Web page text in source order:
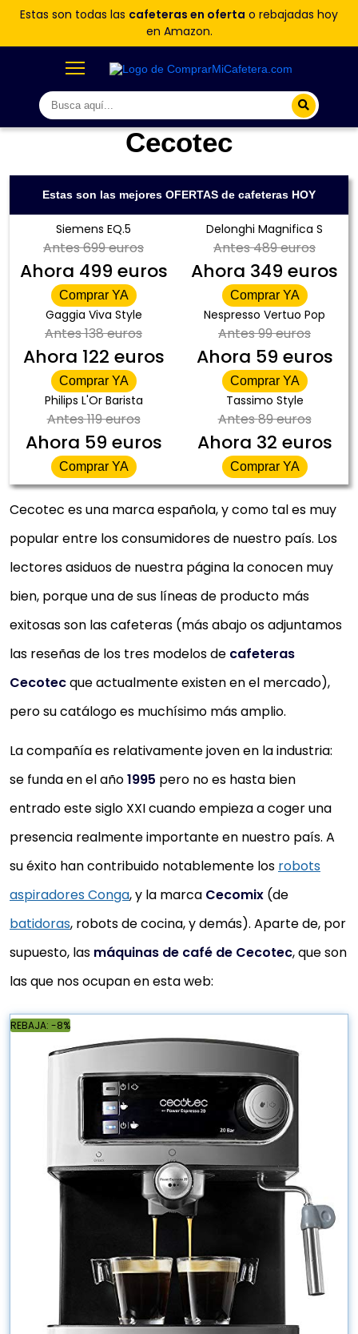
Estas son todas las cafeteras en oferta o rebajadas hoy
en Amazon.
Cecotec
Estas son las mejores OFERTAS de cafeteras HOY
Siemens EQ.5
Antes699 euros
Ahora 499 euros
Comprar YA
Delonghi Magnifica S
Antes489 euros
Ahora 349 euros
Comprar YA
Gaggia Viva Style
Antes138 euros
Ahora 122 euros
Comprar YA
Nespresso Vertuo Pop
Antes99 euros
Ahora 59 euros
Comprar YA
Philips L'Or Barista
Antes119 euros
Ahora 59 euros
Comprar YA
Tassimo Style
Antes89 euros
Ahora 32 euros
Comprar YA
Cecotec es una marca española, y como tal es muy
popular entre los consumidores de nuestro país. Los
lectores asiduos de nuestra página la conocen muy
bien, porque una de sus líneas de producto más
exitosas son las cafeteras (más abajo os adjuntamos
las reseñas de los tres modelos de cafeteras
Cecotecque actualmente existen en el mercado),
pero su catálogo es muchísimo más amplio.
La compañía es relativamente joven en la industria:
se funda en el año1995 pero no es hasta bien
entrado este siglo XXI cuando empieza a coger una
presencia realmente importante en nuestro país. A
su éxito han contribuido notablemente los robots
aspiradores Conga, y la marca Cecomix (de
batidoras, robots de cocina, y demás). Aparte de, por
supuesto, las máquinas de café de Cecotec, que son
las que nos ocupan en esta web:
REBAJA: -8%